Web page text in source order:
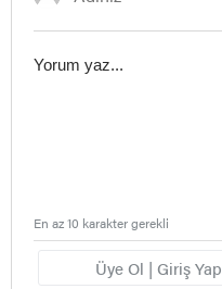
Üye Ol | Giriş Yap
En az 10 karakter gerekli